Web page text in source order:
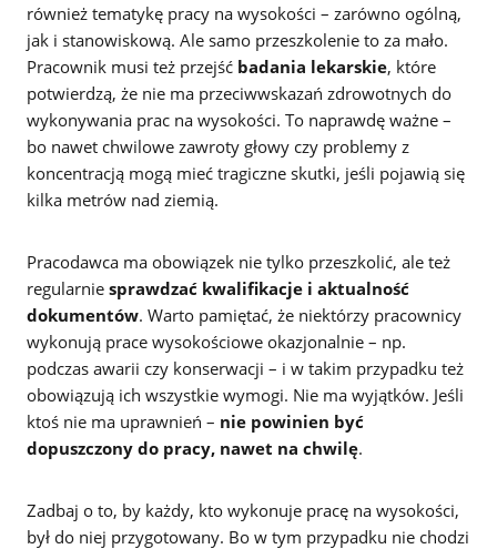
również tematykę pracy na wysokości – zarówno ogólną,
jak i stanowiskową. Ale samo przeszkolenie to za mało.
Pracownik musi też przejść badania lekarskie, które
potwierdzą, że nie ma przeciwwskazań zdrowotnych do
wykonywania prac na wysokości. To naprawdę ważne –
bo nawet chwilowe zawroty głowy czy problemy z
koncentracją mogą mieć tragiczne skutki, jeśli pojawią się
kilka metrów nad ziemią.
Pracodawca ma obowiązek nie tylko przeszkolić, ale też
regularnie sprawdzać kwalifikacje i aktualność
dokumentów. Warto pamiętać, że niektórzy pracownicy
wykonują prace wysokościowe okazjonalnie – np.
podczas awarii czy konserwacji – i w takim przypadku też
obowiązują ich wszystkie wymogi. Nie ma wyjątków. Jeśli
ktoś nie ma uprawnień – nie powinien być
dopuszczony do pracy, nawet na chwilę.
Zadbaj o to, by każdy, kto wykonuje pracę na wysokości,
był do niej przygotowany. Bo w tym przypadku nie chodzi